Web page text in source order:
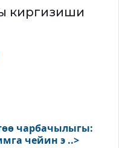
киргизиши
чарбачылыгы:
чейин э ..>